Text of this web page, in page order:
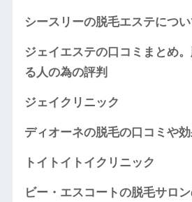
シースリーの脱毛エステにつ
ジェイエステの口コミまとめ
る人の為の評判
ジェイクリニック
ディオーネの脱毛の口コミや
トイトイトイクリニック
ビー・エスコートの脱毛サロ